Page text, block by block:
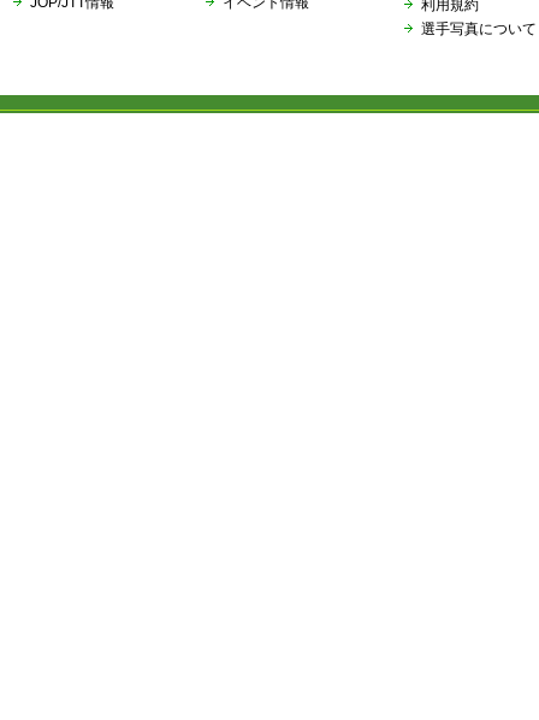
利用規約
選手写真について